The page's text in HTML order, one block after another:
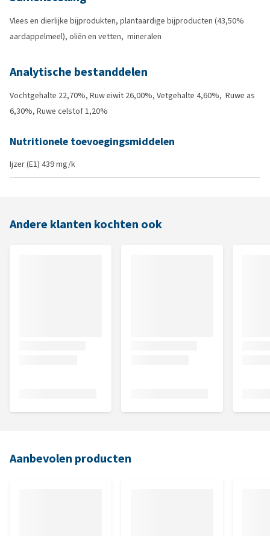
Vlees en dierlijke bijprodukten, plantaardige bijproducten (43,50%
aardappelmeel), oliën en vetten, mineralen
Analytische bestanddelen
Vochtgehalte 22,70%, Ruw eiwit 26,00%, Vetgehalte 4,60%, Ruwe as
6,30%, Ruwe celstof 1,20%
Nutritionele toevoegingsmiddelen
Ijzer (E1) 439 mg/k
Andere klanten kochten ook
Aanbevolen producten